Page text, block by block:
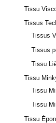
Tissu
Tissus
Tissus
Tissus
Tissu
Tissu
Tissu
Tissu
Tissu